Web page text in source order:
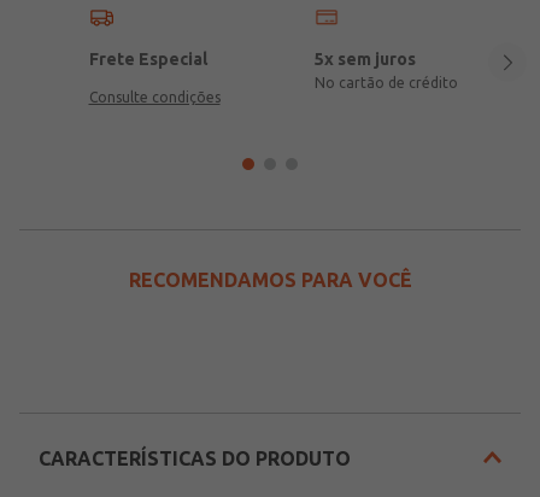
Frete Especial
Consulte condições
5x sem juros
No cartão de crédito
RECOMENDAMOS PARA VOCÊ
CARACTERÍSTICAS DO PRODUTO